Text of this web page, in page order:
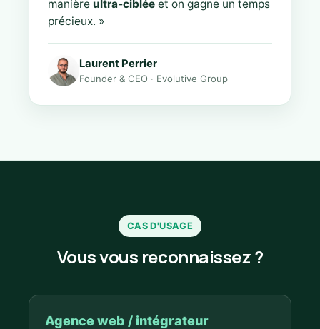
manière ultra-ciblée et on gagne un temps
précieux. »
Laurent Perrier
Founder & CEO · Evolutive Group
CAS D'USAGE
Vous vous reconnaissez ?
Agence web / intégrateur